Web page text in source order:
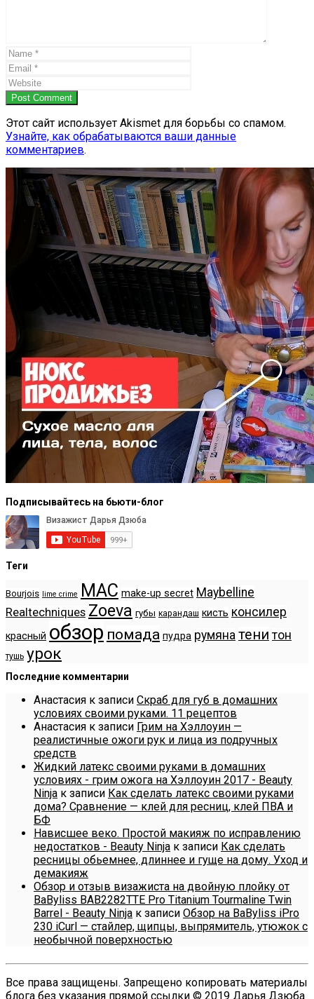
Post Comment
Этот сайт использует Akismet для борьбы со спамом.
Узнайте, как обрабатываются ваши данные
комментариев.
Подписывайтесь на бьюти-блог
Теги
Bourjois lime crime MAC make-up secret Maybelline
Realtechniques Zoeva губы карандаш кисть консилер
красный обзор помада пудра румяна тени тон
тушь урок
Последние комментарии
Анастасия к записи Скраб для губ в домашних
условиях своими руками. 11 рецептов
Анастасия к записи Грим на Хэллоуин —
реалистичные ожоги рук и лица из подручных
средств
Жидкий латекс своими руками в домашних
условиях - грим ожога на Хэллоуин 2017 - Beauty
Ninja к записи Как сделать латекс своими руками
дома? Сравнение — клей для ресниц, клей ПВА и
БФ
Нависшее веко. Простой макияж по исправлению
недостатков - Beauty Ninja к записи Как сделать
ресницы обьемнее, длиннее и гуще на дому. Уход и
демакияж
Обзор и отзыв визажиста на двойную плойку от
BaByliss BAB2282TTE Pro Titanium Tourmaline Twin
Barrel - Beauty Ninja к записи Обзор на BaByliss iPro
230 iCurl — стайлер, щипцы, выпрямитель, утюжок с
необычной поверхностью
Все права защищены. Запрещено копировать материалы
блога без указания прямой ссылки © 2019 Дарья Дзюба